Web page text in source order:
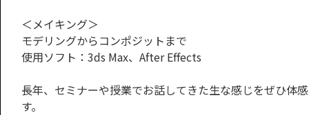
＜メイキング＞
モデリングからコンポジットまで
使用ソフト：3ds Max、After Effects
長年、セミナーや授業でお話してきた生な感じをぜひ体
す。